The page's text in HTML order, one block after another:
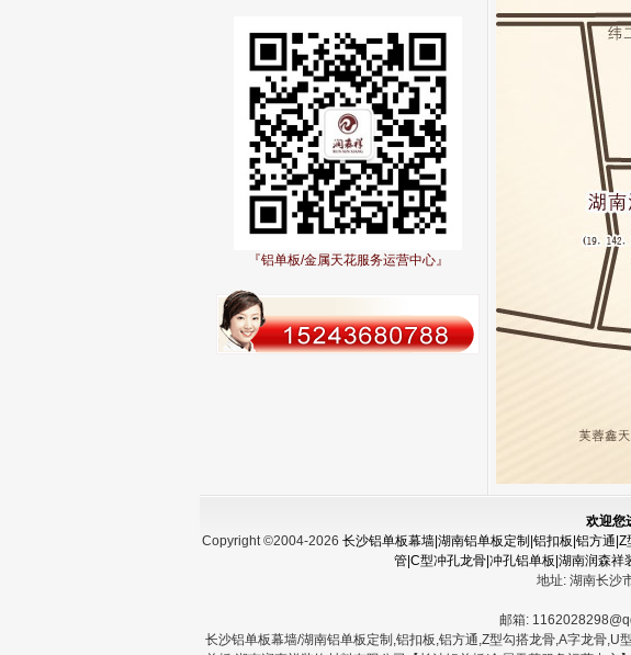
『铝单板/金属天花服务运营中心』
欢迎您
Copyright ©2004-2026 长沙铝单板幕墙|湖南铝单板定制|铝扣板|铝方通
管|C型冲孔龙骨|冲孔铝单板|湖南润森祥
地址: 湖南长沙
邮箱:
长沙铝单板幕墙/湖南铝单板定制,铝扣板,铝方通,Z型勾搭龙骨,A字龙骨